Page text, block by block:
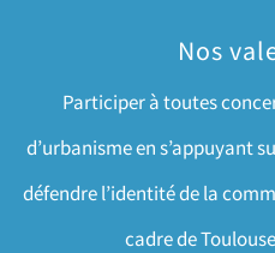
Nos
Participer à toutes
d’urbanisme en s’appuyant
défendre l’identité de la
cadre de